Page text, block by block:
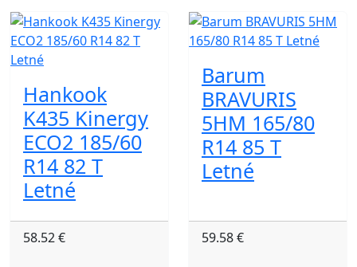
Hankook
K435 Kinergy
ECO2 185/60
R14 82 T
Letné
58.52 €
Barum
BRAVURIS
5HM 165/80
R14 85 T
Letné
59.58 €